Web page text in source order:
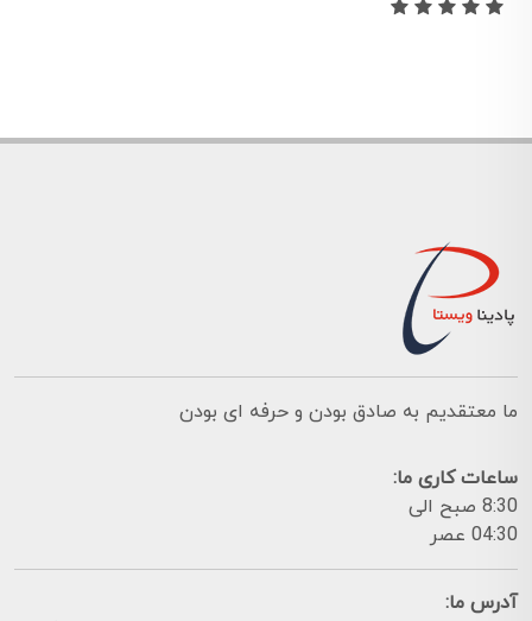
ما معتقدیم به صادق بودن و حرفه ای بودن
ساعات کاری ما:
8:30 صبح الی
04:30 عصر
آدرس ما: